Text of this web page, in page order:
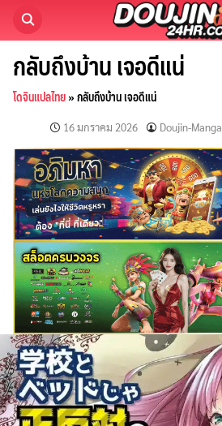
content
กลับถึงบ้าน เจอดีแน่
โดจินแปลไทย»กลับถึงบ้าน เจอดีแน่
16 มกราคม 2026 Doujin-Manga